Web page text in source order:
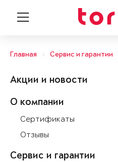
Главная Сервис и гарантии
Акции и новости
О компании
Сертификаты
Отзывы
Сервис и гарантии